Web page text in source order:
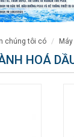
chúng tôi có
HOÁ